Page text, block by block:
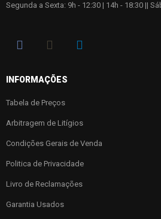
Segunda a Sexta: 9h - 12:30 | 14h - 18:30 ||
INFORMAÇÕES
Tabela de Preços
Arbitragem de Litígios
Condições Gerais de Venda
Politica de Privacidade
Livro de Reclamações
Garantia Usados